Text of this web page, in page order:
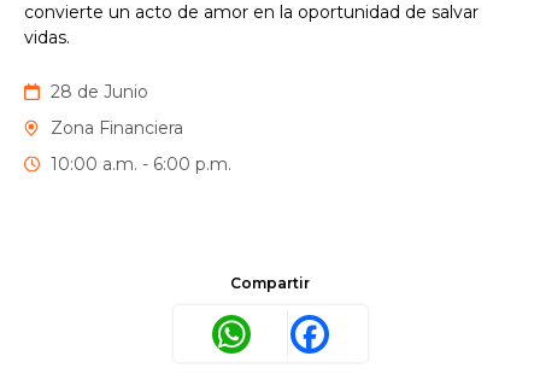
convierte un acto de amor en la oportunidad de salvar
vidas.
28 de Junio
Zona Financiera
10:00 a.m. - 6:00 p.m.
Compartir
WhatsAppFacebook